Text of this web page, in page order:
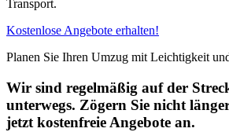
Transport.
Kostenlose Angebote erhalten!
Planen Sie Ihren Umzug mit Leichtigkeit
Wir sind regelmäßig auf der
unterwegs. Zögern Sie nicht
jetzt kostenfreie Angebote an.